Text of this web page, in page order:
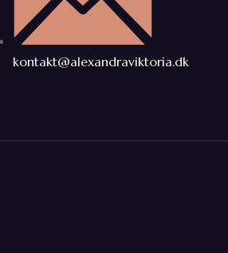
kontakt@alexandraviktoria.dk